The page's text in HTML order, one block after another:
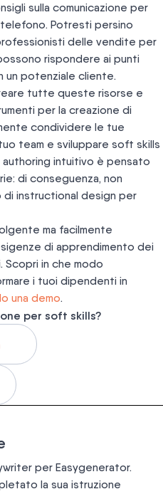
sulla comunicazione per
Potresti persino
delle vendite per
rispondere ai punti
un potenziale cliente.
tutte queste risorse e
per la creazione di
condividere le tue
team e sviluppare soft skills
intuitivo è pensato
di conseguenza, non
instructional design per
ma facilmente
di apprendimento dei
in che modo
i tuoi dipendenti in
una demo.
per soft skills?
per Easygenerator.
la sua istruzione